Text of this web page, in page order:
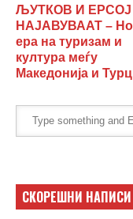
ЉУТКОВ И ЕРСОЈ
НАЈАВУВААТ –
ера на туризам и
култура меѓу
Македонија и
СКОРЕШНИ НАПИСИ